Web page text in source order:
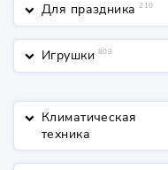
keyboard_arrow_down Для праздника 210
keyboard_arrow_down Игрушки 809
keyboard_arrow_down Климатическая
техника